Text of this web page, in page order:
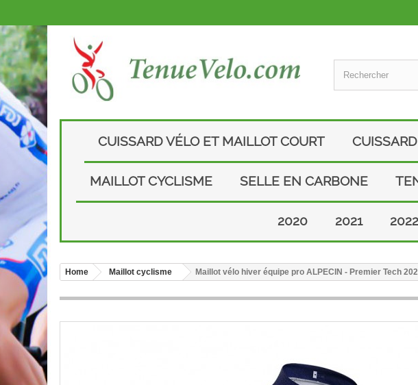
CUISSARD VÉLO ET MAILLOT COURT
MAILLOT CYCLISME SELLE EN CARBONE
2020 2021 2022
Home Maillot cyclisme Maillot vélo hiver équipe pro ALPECIN - Premier Tech